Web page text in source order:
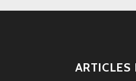
ARTICLES